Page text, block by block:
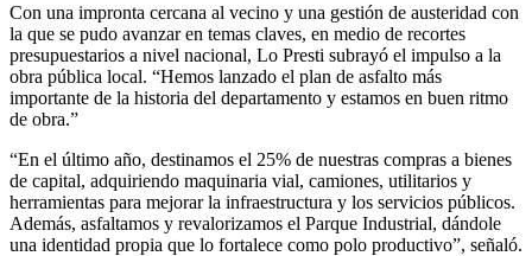
Con una impronta cercana al vecino y una gestión de austeridad con
la que se pudo avanzar en temas claves, en medio de recortes
presupuestarios a nivel nacional, Lo Presti subrayó el impulso a la
obra pública local. “Hemos lanzado el plan de asfalto más
importante de la historia del departamento y estamos en buen ritmo
de obra.”
“En el último año, destinamos el 25% de nuestras compras a bienes
de capital, adquiriendo maquinaria vial, camiones, utilitarios y
herramientas para mejorar la infraestructura y los servicios públicos.
Además, asfaltamos y revalorizamos el Parque Industrial, dándole
una identidad propia que lo fortalece como polo productivo”, señaló.